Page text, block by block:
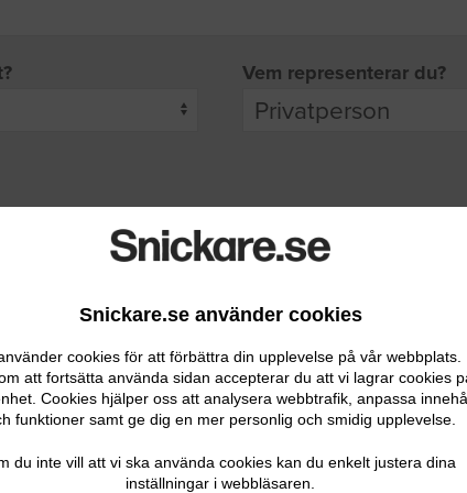
Snickare.se använder cookies
cookies för att förbättra din upplevelse på vår webbplats.
att fortsätta använda sidan accepterar du att vi lagrar cookies
Cookies hjälper oss att analysera webbtrafik, anpassa
funktioner samt ge dig en mer personlig och smidig upplevelse.
du inte vill att vi ska använda cookies kan du enkelt justera dina
inställningar i webbläsaren.
Vem representerar du?
får möjlighet att ta kontakt med dig.
Ditt telefonnummer